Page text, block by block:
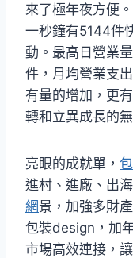
來了極年夜方便
一秒鐘有5144件
動。最高日營業
件，月均營業支
有量的增加，更
轉和立異成長的
亮眼的成就單，
進村、進廠、出
網景，加強多財
包裝design，加
市場高效連接，